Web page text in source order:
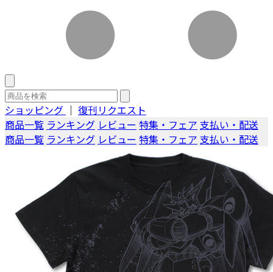
ショッピング ｜ 復刊リクエスト
商品一覧 ランキング レビュー 特集・フェア 支払い・配送
商品一覧 ランキング レビュー 特集・フェア 支払い・配送